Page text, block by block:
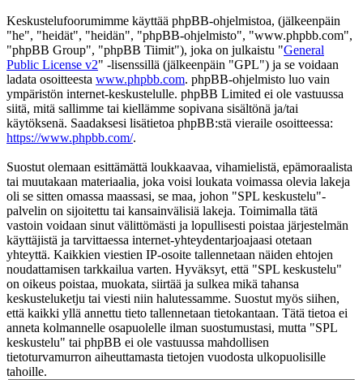
Keskustelufoorumimme käyttää phpBB-ohjelmistoa, (jälkeenpäin
"he", "heidät", "heidän", "phpBB-ohjelmisto", "www.phpbb.com",
"phpBB Group", "phpBB Tiimit"), joka on julkaistu "General
Public License v2" -lisenssillä (jälkeenpäin "GPL") ja se voidaan
ladata osoitteesta www.phpbb.com. phpBB-ohjelmisto luo vain
ympäristön internet-keskustelulle. phpBB Limited ei ole vastuussa
siitä, mitä sallimme tai kiellämme sopivana sisältönä ja/tai
käytöksenä. Saadaksesi lisätietoa phpBB:stä vieraile osoitteessa:
https://www.phpbb.com/.
Suostut olemaan esittämättä loukkaavaa, vihamielistä, epämoraalista
tai muutakaan materiaalia, joka voisi loukata voimassa olevia lakeja
oli se sitten omassa maassasi, se maa, johon "SPL keskustelu"-
palvelin on sijoitettu tai kansainvälisiä lakeja. Toimimalla tätä
vastoin voidaan sinut välittömästi ja lopullisesti poistaa järjestelmän
käyttäjistä ja tarvittaessa internet-yhteydentarjoajaasi otetaan
yhteyttä. Kaikkien viestien IP-osoite tallennetaan näiden ehtojen
noudattamisen tarkkailua varten. Hyväksyt, että "SPL keskustelu"
on oikeus poistaa, muokata, siirtää ja sulkea mikä tahansa
keskusteluketju tai viesti niin halutessamme. Suostut myös siihen,
että kaikki yllä annettu tieto tallennetaan tietokantaan. Tätä tietoa ei
anneta kolmannelle osapuolelle ilman suostumustasi, mutta "SPL
keskustelu" tai phpBB ei ole vastuussa mahdollisen
tietoturvamurron aiheuttamasta tietojen vuodosta ulkopuolisille
tahoille.